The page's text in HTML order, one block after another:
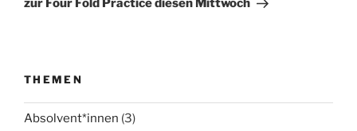
zur Four Fold Practice diesen Mittwoch
THEMEN
Absolvent*innen (3)